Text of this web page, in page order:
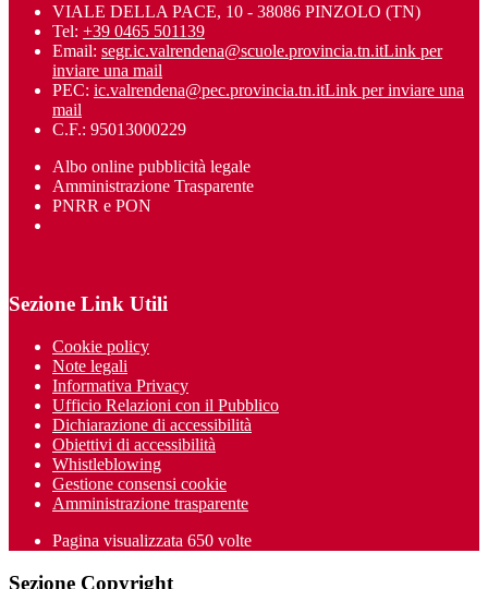
VIALE DELLA PACE, 10 - 38086 PINZOLO (TN)
Tel: +39 0465 501139
Email: segr.ic.valrendena@scuole.provincia.tn.itLink per
inviare una mail
PEC: ic.valrendena@pec.provincia.tn.itLink per inviare una
mail
C.F.: 95013000229
Albo online pubblicità legale
Amministrazione Trasparente
PNRR e PON
Sezione Link Utili
Cookie policy
Note legali
Informativa Privacy
Ufficio Relazioni con il Pubblico
Dichiarazione di accessibilità
Obiettivi di accessibilità
Whistleblowing
Gestione consensi cookie
Amministrazione trasparente
Pagina visualizzata 650 volte
Sezione Copyright